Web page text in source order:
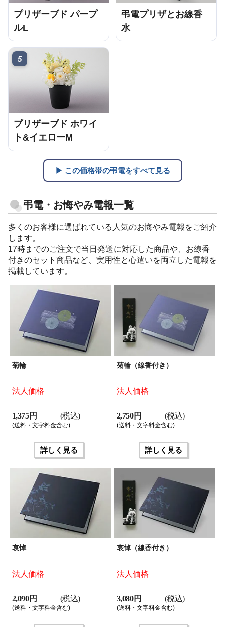
プリザーブド パープ
ルL
弔電プリザとお線香
水
5
プリザーブド ホワイ
ト&イエローM
▶ この価格帯の弔電をすべて見る
弔電・お悔やみ電報一覧
多くのお客様に選ばれている人気のお悔やみ電報をご紹介
します。
17時までのご注文で当日発送に対応した商品や、お線香
付きのセット商品など、実用性と心遣いを両立した電報を
掲載しています。
菊輪
法人価格
1,375 円 (税込)
(送料・文字料金含む)
詳しく見る
菊輪（線香付き）
法人価格
2,750 円 (税込)
(送料・文字料金含む)
詳しく見る
哀悼
法人価格
2,090 円 (税込)
(送料・文字料金含む)
哀悼（線香付き）
法人価格
3,080 円 (税込)
(送料・文字料金含む)